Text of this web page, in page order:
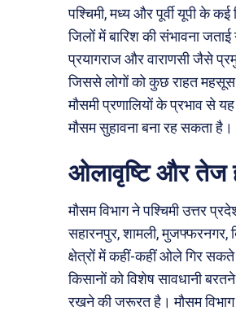
पश्चिमी, मध्य और पूर्वी यूपी के
जिलों में बारिश की संभावना
प्रयागराज और वाराणसी जैसे
जिससे लोगों को कुछ राहत महसूस
मौसमी प्रणालियों के प्रभाव से
मौसम सुहावना बना रह सकता है।
ओलावृष्टि और तेज
मौसम विभाग ने पश्चिमी उत्तर
सहारनपुर, शामली, मुजफ्फरनगर,
क्षेत्रों में कहीं-कहीं ओले गिर
किसानों को विशेष सावधानी
रखने की जरूरत है। मौसम विभाग